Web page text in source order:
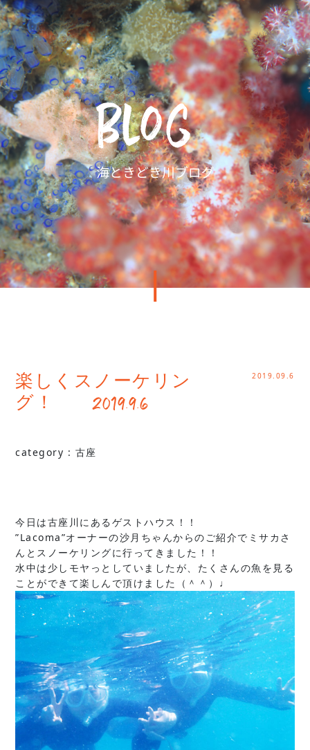
楽しくスノーケリン
グ！ 2019.9.6
2019.09.6
category : 古座
今日は古座川にあるゲストハウス！！
”Lacoma”オーナーの沙月ちゃんからのご紹介でミサカさ
んとスノーケリングに行ってきました！！
水中は少しモヤっとしていましたが、たくさんの魚を見る
ことができて楽しんで頂けました（＾＾）♩